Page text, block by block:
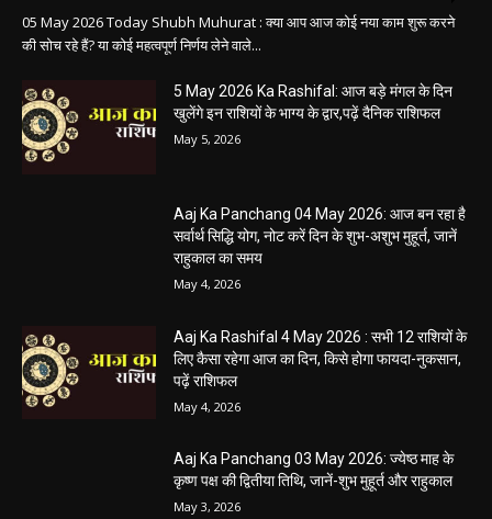
05 May 2026 Today Shubh Muhurat : क्या आप आज कोई नया काम शुरू करने
की सोच रहे हैं? या कोई महत्वपूर्ण निर्णय लेने वाले...
5 May 2026 Ka Rashifal: आज बड़े मंगल के दिन
खुलेंगे इन राशियों के भाग्य के द्वार,पढ़ें दैनिक राशिफल
May 5, 2026
Aaj Ka Panchang 04 May 2026: आज बन रहा है
सर्वार्थ सिद्धि योग, नोट करें दिन के शुभ-अशुभ मुहूर्त, जानें
राहुकाल का समय
May 4, 2026
Aaj Ka Rashifal 4 May 2026 : सभी 12 राशियों के
लिए कैसा रहेगा आज का दिन, किसे होगा फायदा-नुकसान,
पढ़ें राशिफल
May 4, 2026
Aaj Ka Panchang 03 May 2026: ज्येष्ठ माह के
कृष्ण पक्ष की द्वितीया तिथि, जानें-शुभ मुहूर्त और राहुकाल
May 3, 2026